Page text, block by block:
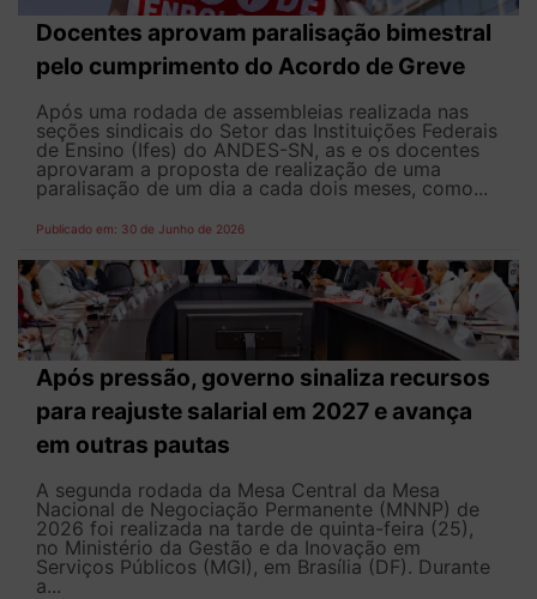
Docentes aprovam paralisação bimestral
pelo cumprimento do Acordo de Greve
Após uma rodada de assembleias realizada nas
seções sindicais do Setor das Instituições Federais
de Ensino (Ifes) do ANDES-SN, as e os docentes
aprovaram a proposta de realização de uma
paralisação de um dia a cada dois meses, como...
Publicado em: 30 de Junho de 2026
Após pressão, governo sinaliza recursos
para reajuste salarial em 2027 e avança
em outras pautas
A segunda rodada da Mesa Central da Mesa
Nacional de Negociação Permanente (MNNP) de
2026 foi realizada na tarde de quinta-feira (25),
no Ministério da Gestão e da Inovação em
Serviços Públicos (MGI), em Brasília (DF). Durante
a...